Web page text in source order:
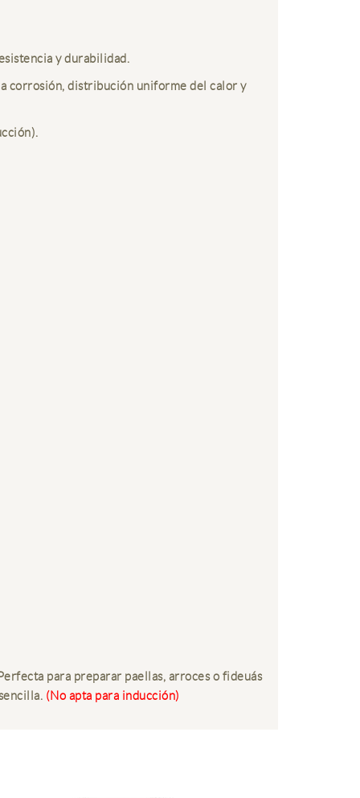
y durabilidad.
corrosión, distribución uniforme del calor y
para preparar paellas, arroces o fideuás
(No apta para inducción)